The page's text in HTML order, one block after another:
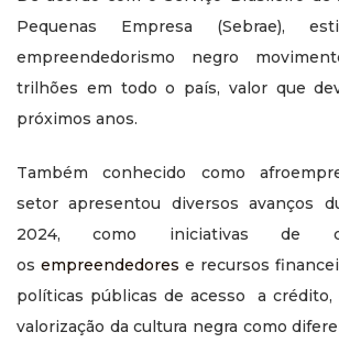
Pequenas Empresa (Sebrae),
empreendedorismo negro
trilhões em todo o país, valor que
próximos anos.
Também conhecido como
setor apresentou diversos avanços
2024, como iniciativas de
os empreendedores e recursos
políticas públicas de acesso a crédito,
valorização da cultura negra como